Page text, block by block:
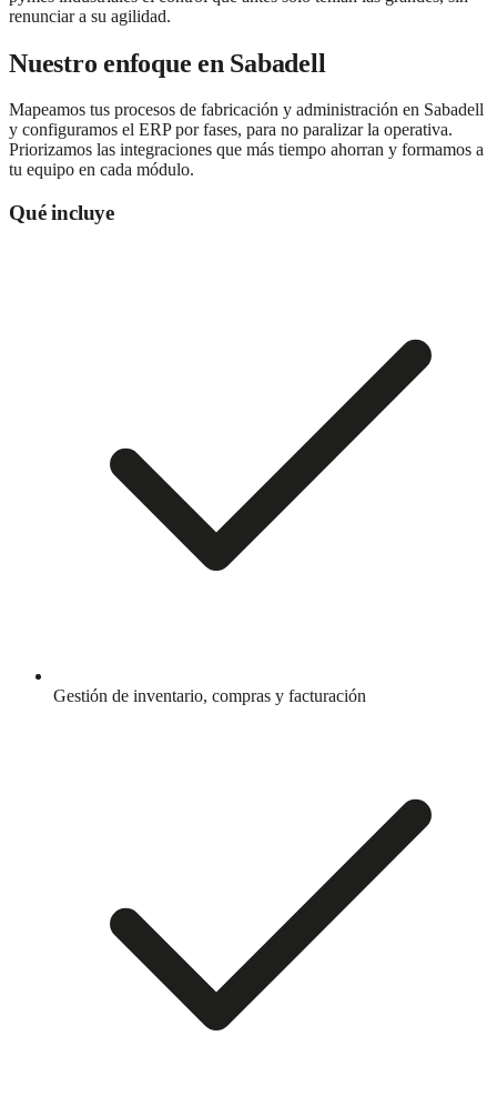
renunciar a su agilidad.
Nuestro enfoque en Sabadell
Mapeamos tus procesos de fabricación y administración en Sabadell
y configuramos el ERP por fases, para no paralizar la operativa.
Priorizamos las integraciones que más tiempo ahorran y formamos a
tu equipo en cada módulo.
Qué incluye
Gestión de inventario, compras y facturación